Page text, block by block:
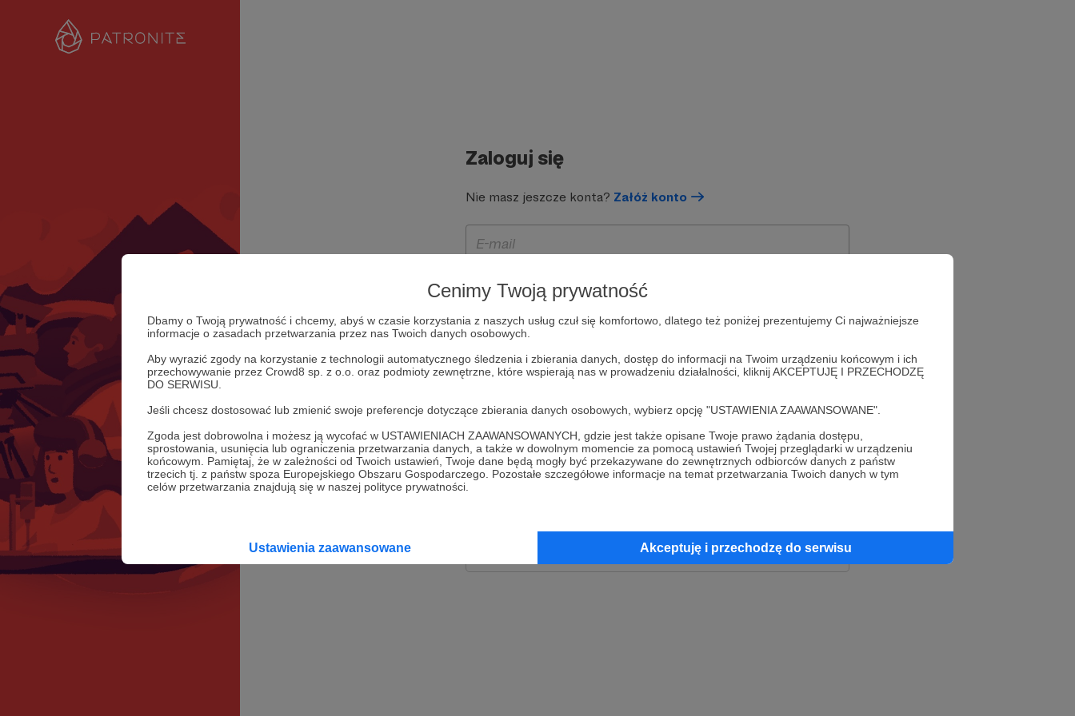
Cenimy Twoją prywatność
Dbamy o Twoją prywatność i chcemy, abyś w czasie korzystania z naszych usług czuł się komfortowo, dlatego też poniżej prezentujemy Ci najważniejsze
informacje o zasadach przetwarzania przez nas Twoich danych osobowych.
Aby wyrazić zgody na korzystanie z technologii automatycznego śledzenia i zbierania danych, dostęp do informacji na Twoim urządzeniu końcowym i ich
przechowywanie przez Crowd8 sp. z o.o. oraz podmioty zewnętrzne, które wspierają nas w prowadzeniu działalności, kliknij AKCEPTUJĘ I PRZECHODZĘ
DO SERWISU.
Jeśli chcesz dostosować lub zmienić swoje preferencje dotyczące zbierania danych osobowych, wybierz opcję "USTAWIENIA ZAAWANSOWANE".
Zgoda jest dobrowolna i możesz ją wycofać w USTAWIENIACH ZAAWANSOWANYCH, gdzie jest także opisane Twoje prawo żądania dostępu,
sprostowania, usunięcia lub ograniczenia przetwarzania danych, a także w dowolnym momencie za pomocą ustawień Twojej przeglądarki w urządzeniu
końcowym. Pamiętaj, że w zależności od Twoich ustawień, Twoje dane będą mogły być przekazywane do zewnętrznych odbiorców danych z państw
trzecich tj. z państw spoza Europejskiego Obszaru Gospodarczego. Pozostałe szczegółowe informacje na temat przetwarzania Twoich danych w tym
celów przetwarzania znajdują się w naszej polityce prywatności.
Ustawienia zaawansowane Akceptuję i przechodzę do serwisu
Zaloguj się
Nie masz jeszcze konta? Załóż konto
Zapamiętaj mnie
lub
Kontynuuj z Apple